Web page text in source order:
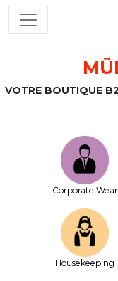
Passer au contenu
NAVIGATION
VOTRE BOUTIQUE
Corporate Wear
House­keeping